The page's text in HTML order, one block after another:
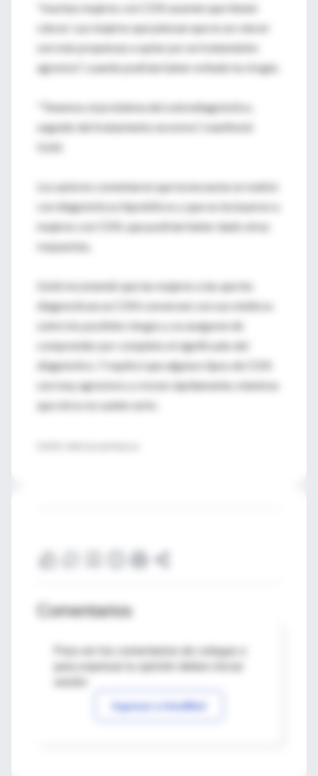
"muchas mujeres con CDIS asumen que tienen
cáncer. Las mujeres que piensan que es un cáncer
son más propensas a optar por un tratamiento
agresivo", cuando podrían haber evitado la cirugía.
"Tenemos el problema del sobrediagnóstico,
seguido del tratamiento excesivo", manifestó
Gold.
Los autores comentaron que la encuesta se realizó
con diagnósticos hipotéticos y que no incluyeron a
mujeres con CDIS, que podrían haber dado otras
respuestas.
Gold recomendó que las mujeres a las que les
diagnostican un CDIS conversen con sus médicos
sobre los posibles riesgos y se aseguren de
comprender por completo el significado del
diagnóstico. Y explicó que algunos tipos de CDIS
son muy agresivos y crecen rápidamente, mientras
que otros no suelen serlo.
Comentarios
Para ver los comentarios de colegas o
Ingresar a IntraMed